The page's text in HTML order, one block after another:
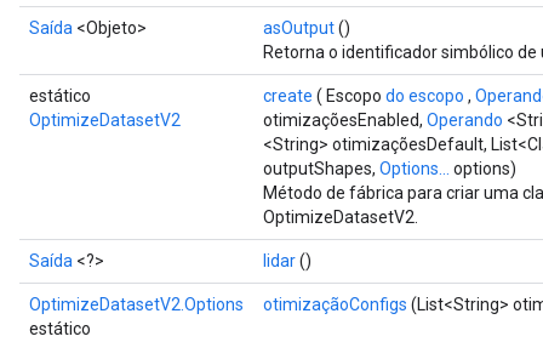
Saída <Objeto> asOutput()
Retorna o identificador simbólico de
estático
OptimizeDatasetV2
create ( Escopo do escopo ,
otimizaçõesEnabled, Operando
<String> otimizaçõesDefault,
outputShapes, Options...
options)
Método de fábrica para criar uma
OptimizeDatasetV2.
Saída <?> lidar()
OptimizeDatasetV2.Options
estático
otimizaçãoConfigs (List<String>